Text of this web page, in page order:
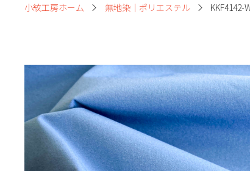
小紋工房ホーム 無地染｜ポリエステル